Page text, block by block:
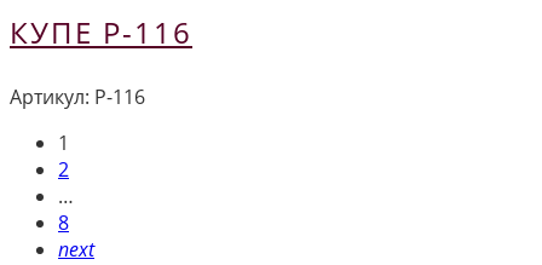
КУПЕ Р-116
Артикул: Р-116
1
2
…
8
next